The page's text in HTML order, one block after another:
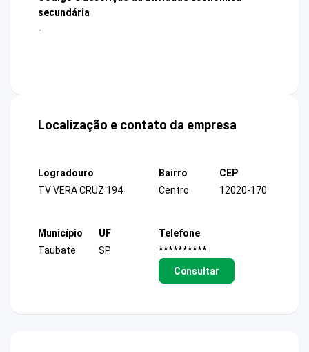
secundária
-
Localização e contato da empresa
Logradouro
TV VERA CRUZ 194
Bairro
Centro
CEP
12020-170
Município
Taubate
UF
SP
Telefone
**********
Consultar